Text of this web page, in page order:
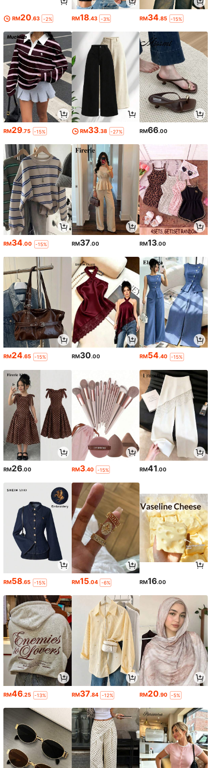
RM20.63 -2% RM18.43 -3% RM34.85 -15%
RM29.75 -15% RM33.38 -27% RM66.00
RM34.00 -15% RM37.00 RM13.00
RM24.65 -15% RM30.00 RM54.40 -15%
RM26.00 RM3.40 -15% RM41.00
RM58.65 -15% RM15.04 -6% RM16.00
RM46.25 -13% RM37.84 -12% RM20.90 -5%